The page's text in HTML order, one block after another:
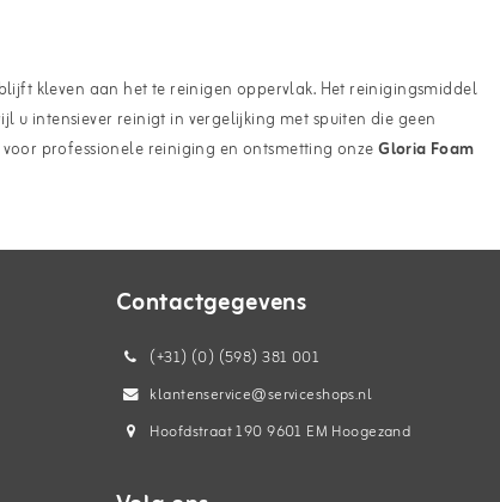
kleven aan het te reinigen oppervlak. Het reinigingsmiddel
intensiever reinigt in vergelijking met spuiten die geen
professionele reiniging en ontsmetting onzeGloria Foam
Contactgegevens
(+31) (0) (598) 381 001
klantenservice@serviceshops.nl
Hoofdstraat 190 9601 EM Hoogezand